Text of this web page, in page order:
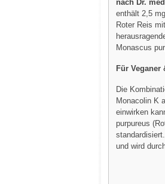
nach Dr.
enthält 2,5
Roter Reis
Monascus
Für Veganer
Die
Monacolin K
einwirken
purpureus
und wird